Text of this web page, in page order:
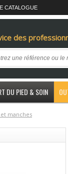
CATALOGUE
des
DU PIED & SOIN
manches